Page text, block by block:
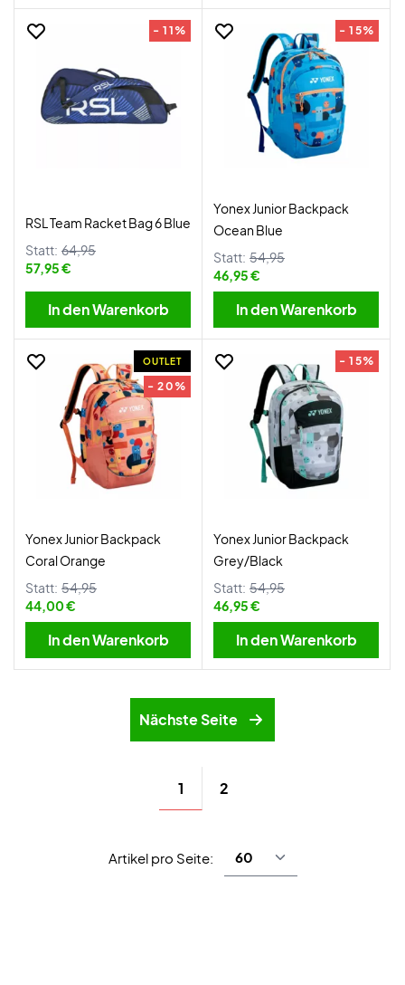
- 11%
RSL Team Racket Bag 6 Blue
Statt: 64,95
57,95 €
In den Warenkorb
- 15%
Yonex Junior Backpack
Ocean Blue
Statt: 54,95
46,95 €
In den Warenkorb
OUTLET
- 20%
Yonex Junior Backpack
Coral Orange
Statt: 54,95
44,00 €
In den Warenkorb
- 15%
Yonex Junior Backpack
Grey/Black
Statt: 54,95
46,95 €
In den Warenkorb
Nächste Seite
1 2
Artikel pro Seite: